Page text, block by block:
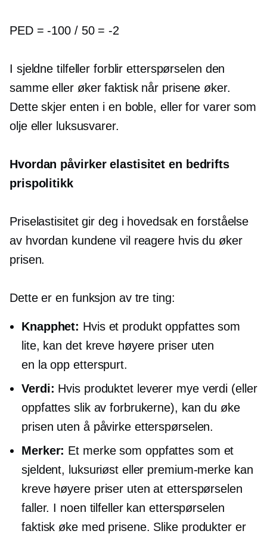
PED =-100 / 50 =-2
I sjeldne tilfeller forblir etterspørselen den
samme eller øker faktisk når prisene øker.
Dette skjer enten i en boble, eller for varer som
olje eller luksusvarer.
Hvordan påvirker elastisitet en bedrifts
prispolitikk
Priselastisitet gir deg i hovedsak en forståelse
av hvordan kundene vil reagere hvis du øker
prisen.
Dette er en funksjon av tre ting:
Knapphet: Hvis et produkt oppfattes som
lite, kan det kreve høyere priser uten
en la opp etterspurt.
Verdi: Hvis produktet leverer mye verdi (eller
oppfattes slik av forbrukerne), kan du øke
prisen uten å påvirke etterspørselen.
Merker: Et merke som oppfattes som et
sjeldent, luksuriøst eller premium-merke kan
kreve høyere priser uten at etterspørselen
faller. I noen tilfeller kan etterspørselen
faktisk øke med prisene. Slike produkter er